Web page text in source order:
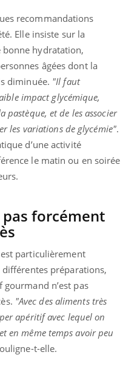
recommandations
Elle insiste sur la
bonne hydratation,
âgées dont la
diminuée. "Il faut
impact glycémique,
pastèque, et de les associer
les variations de glycémie".
d’une activité
le matin ou en soirée
forcément
est particulièrement
préparations,
n’est pas
"Avec des aliments très
apéritif avec lequel on
en même temps avoir peu
t-elle.